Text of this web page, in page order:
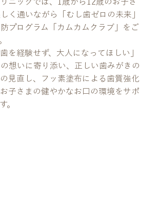
ニックでは、1歳から12歳のお子さ
く通いながら「むし歯ゼロの未来」
プログラム「カムカムクラブ」をご
を経験せず、大人になってほしい」
想いに寄り添い、正しい歯みがきの
見直し、フッ素塗布による歯質強化
子さまの健やかなお口の環境をサポ
。